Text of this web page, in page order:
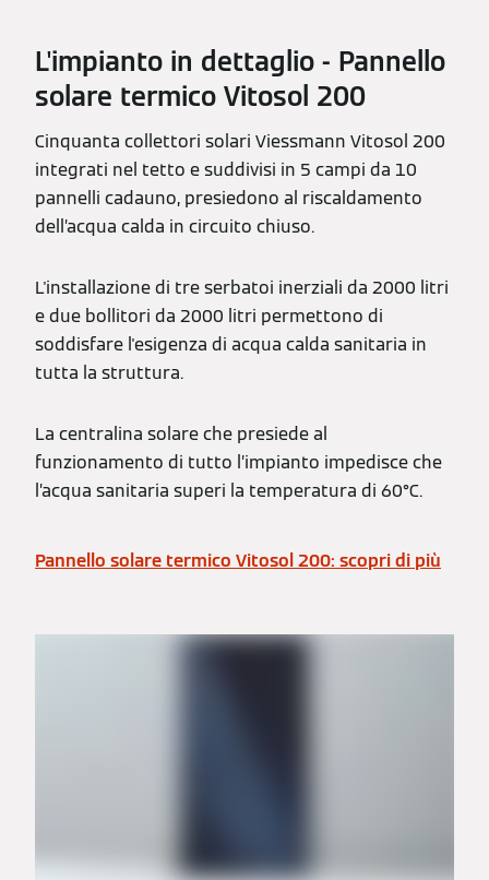
L'impianto in dettaglio - Pannello
solare termico Vitosol 200
Cinquanta collettori solari Viessmann Vitosol 200
integrati nel tetto e suddivisi in 5 campi da 10
pannelli cadauno, presiedono al riscaldamento
dell’acqua calda in circuito chiuso.
L'installazione di tre serbatoi inerziali da 2000 litri
e due bollitori da 2000 litri permettono di
soddisfare l'esigenza di acqua calda sanitaria in
tutta la struttura.
La centralina solare che presiede al
funzionamento di tutto l’impianto impedisce che
l’acqua sanitaria superi la temperatura di 60°C.
Pannello solare termico Vitosol 200: scopri di più